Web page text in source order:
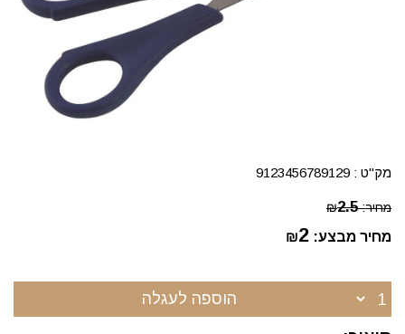
מק"ט : 9123456789129
מחיר: ₪2.5
מחיר מבצע: ₪2
הוספה לעגלה